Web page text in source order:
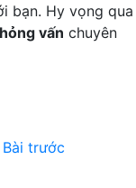
bạn. Hy vọng qua
vấn chuyên
Bài trước